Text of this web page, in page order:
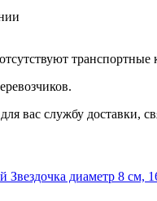
вас службу доставки,